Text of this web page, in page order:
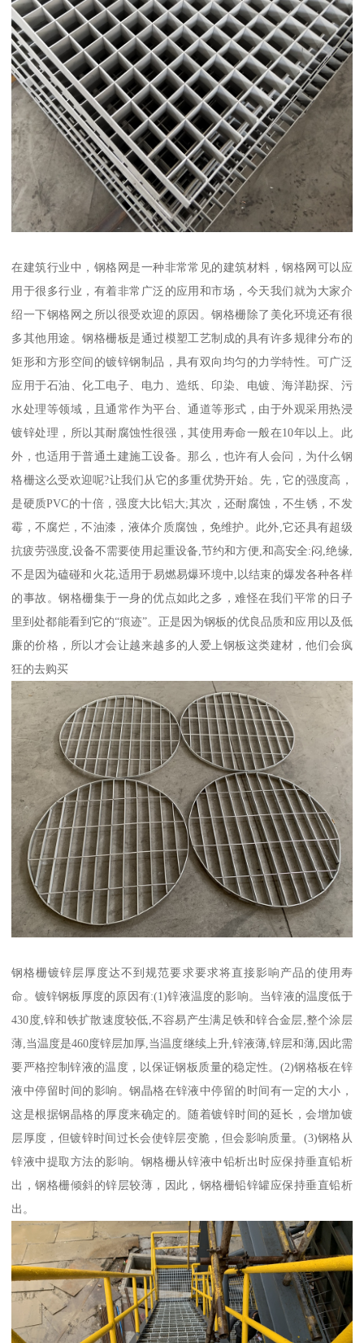
在建筑行业中，钢格网是一种非常常见的建筑材料，钢格网可以应
用于很多行业，有着非常广泛的应用和市场，今天我们就为大家介
绍一下钢格网之所以很受欢迎的原因。钢格栅除了美化环境还有很
多其他用途。钢格栅板是通过模塑工艺制成的具有许多规律分布的
矩形和方形空间的镀锌钢制品，具有双向均匀的力学特性。可广泛
应用于石油、化工电子、电力、造纸、印染、电镀、海洋勘探、污
水处理等领域，且通常作为平台、通道等形式，由于外观采用热浸
镀锌处理，所以其耐腐蚀性很强，其使用寿命一般在10年以上。此
外，也适用于普通土建施工设备。那么，也许有人会问，为什么钢
格栅这么受欢迎呢?让我们从它的多重优势开始。先，它的强度高，
是硬质PVC的十倍，强度大比铝大;其次，还耐腐蚀，不生锈，不发
霉，不腐烂，不油漆，液体介质腐蚀，免维护。此外,它还具有超级
抗疲劳强度,设备不需要使用起重设备,节约和方便,和高安全:闷,绝缘,
不是因为磕碰和火花,适用于易燃易爆环境中,以结束的爆发各种各样
的事故。钢格栅集于一身的优点如此之多，难怪在我们平常的日子
里到处都能看到它的“痕迹”。正是因为钢板的优良品质和应用以及低
廉的价格，所以才会让越来越多的人爱上钢板这类建材，他们会疯
狂的去购买
钢格栅镀锌层厚度达不到规范要求要求将直接影响产品的使用寿
命。镀锌钢板厚度的原因有:(1)锌液温度的影响。当锌液的温度低于
430度,锌和铁扩散速度较低,不容易产生满足铁和锌合金层,整个涂层
薄,当温度是460度锌层加厚,当温度继续上升,锌液薄,锌层和薄,因此需
要严格控制锌液的温度，以保证钢板质量的稳定性。(2)钢格板在锌
液中停留时间的影响。钢晶格在锌液中停留的时间有一定的大小，
这是根据钢晶格的厚度来确定的。随着镀锌时间的延长，会增加镀
层厚度，但镀锌时间过长会使锌层变脆，但会影响质量。(3)钢格从
锌液中提取方法的影响。钢格栅从锌液中铅析出时应保持垂直铅析
出，钢格栅倾斜的锌层较薄，因此，钢格栅铅锌罐应保持垂直铅析
出。